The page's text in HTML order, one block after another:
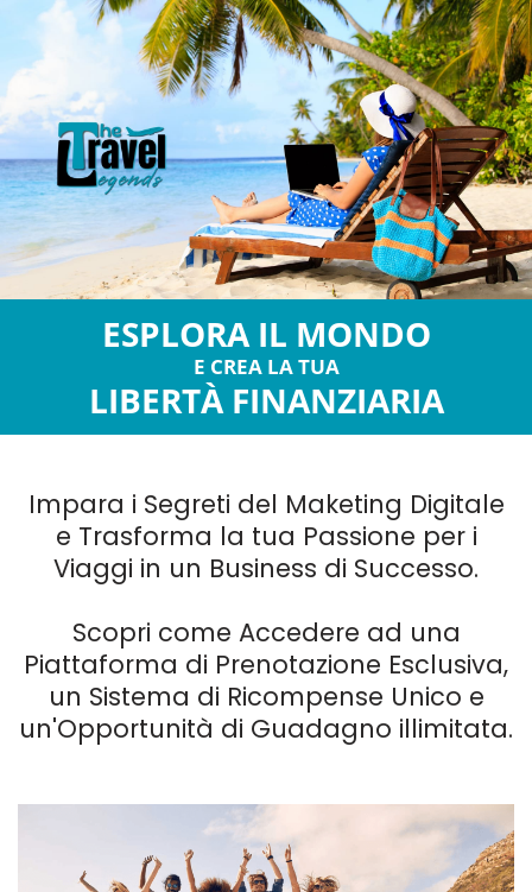
ESPLORA IL MONDO
E CREA LA TUA
LIBERTÀ FINANZIARIA
Impara i Segreti del Maketing Digitale
e Trasforma la tua Passione per i
Viaggi in un Business di Successo.
Scopri come Accedere ad una
Piattaforma di Prenotazione Esclusiva,
un Sistema di Ricompense Unico e
un'Opportunità di Guadagno illimitata.